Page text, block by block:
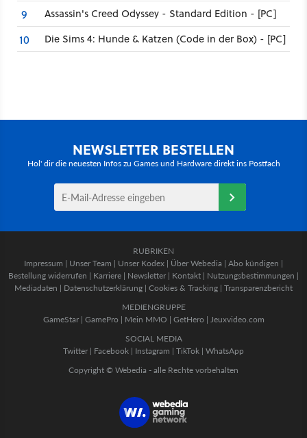
9 Assassin's Creed Odyssey - Standard Edition - [PC]
10 Die Sims 4: Hunde & Katzen (Code in der Box) - [PC]
NEWSLETTER BESTELLEN
Hol' dir die neuesten Infos zu Games und Hardware direkt ins Postfach
RUBRIKEN
Impressum | Unser Team | Unser Kodex | Über Webedia | Abo kündigen |
Bestellung widerrufen | Karriere | Newsletter | Kontakt | Nutzungsbestimmungen |
Mediadaten | Datenschutzerklärung | Cookies & Tracking | Transparenzbericht
MEDIENGRUPPE
GameStar| GamePro | Mein MMO | GetHero | Jeuxvideo.com
SOCIAL MEDIA
Twitter | Facebook | Instagram | TikTok | WhatsApp
Copyright © Webedia - alle Rechte vorbehalten